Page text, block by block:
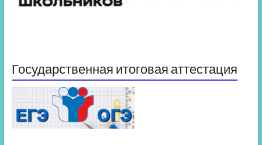
Государственная итоговая аттестация